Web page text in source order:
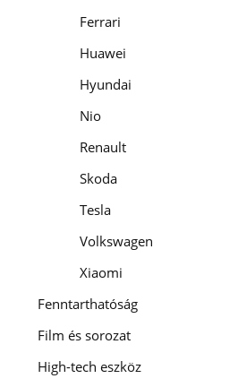
Ferrari
Huawei
Hyundai
Nio
Renault
Skoda
Tesla
Volkswagen
Xiaomi
Fenntarthatóság
Film és sorozat
High-tech eszköz